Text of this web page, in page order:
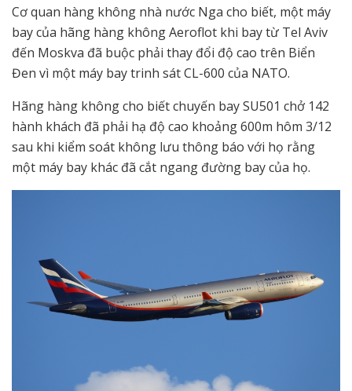
Cơ quan hàng không nhà nước Nga cho biết, một máy
bay của hãng hàng không Aeroflot khi bay từ Tel Aviv
đến Moskva đã buộc phải thay đổi độ cao trên Biển
Đen vì một máy bay trinh sát CL-600 của NATO.
Hãng hàng không cho biết chuyến bay SU501 chở 142
hành khách đã phải hạ độ cao khoảng 600m hôm 3/12
sau khi kiểm soát không lưu thông báo với họ rằng
một máy bay khác đã cắt ngang đường bay của họ.